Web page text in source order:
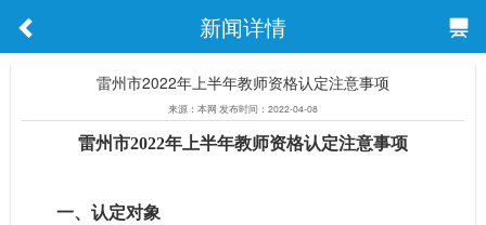
新闻详情
雷州市2022年上半年教师资格认定注意事项
来源：本网 发布时间：2022-04-08
雷州市2022年上半年教师资格认定注意事项
一、认定对象